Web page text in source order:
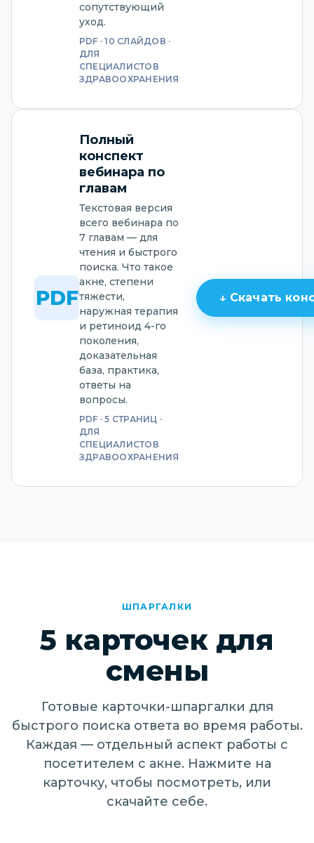
сопутствующий
уход.
PDF · 10 СЛАЙДОВ ·
ДЛЯ
СПЕЦИАЛИСТОВ
ЗДРАВООХРАНЕНИЯ
PDF
Полный
конспект
вебинара по
главам
Текстовая версия
всего вебинара по
7 главам — для
чтения и быстрого
поиска. Что такое
акне, степени
тяжести,
наружная терапия
и ретиноид 4-го
поколения,
доказательная
база, практика,
ответы на
вопросы.
PDF · 5 СТРАНИЦ ·
ДЛЯ
СПЕЦИАЛИСТОВ
ЗДРАВООХРАНЕНИЯ
↓ Скачать
ШПАРГАЛКИ
5 карточек для
смены
Готовые карточки-шпаргалки для
быстрого поиска ответа во время работы.
Каждая — отдельный аспект работы с
посетителем с акне. Нажмите на
карточку, чтобы посмотреть, или
скачайте себе.